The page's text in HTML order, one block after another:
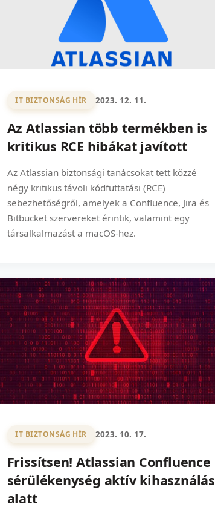
IT BIZTONSÁG HÍR 2023. 12. 11.
Az Atlassian több termékben is
kritikus RCE hibákat javított
Az Atlassian biztonsági tanácsokat tett közzé
négy kritikus távoli kódfuttatási (RCE)
sebezhetőségről, amelyek a Confluence, Jira és
Bitbucket szervereket érintik, valamint egy
társalkalmazást a macOS-hez.
IT BIZTONSÁG HÍR 2023. 10. 17.
Frissítsen! Atlassian Confluence
sérülékenység aktív kihasználás
alatt